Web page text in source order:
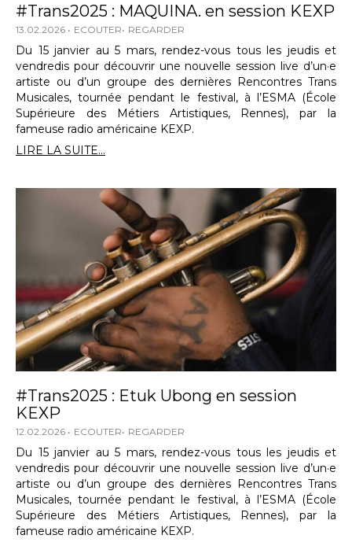
#Trans2025 : MAQUINA. en session KEXP
13.02.2026 ECOUTER REGARDER
Du 15 janvier au 5 mars, rendez-vous tous les jeudis et
vendredis pour découvrir une nouvelle session live d’un·e
artiste ou d’un groupe des dernières Rencontres Trans
Musicales, tournée pendant le festival, à l’ESMA (École
Supérieure des Métiers Artistiques, Rennes), par la
fameuse radio américaine KEXP.
LIRE LA SUITE...
#Trans2025 : Etuk Ubong en session
KEXP
12.02.2026 ECOUTER REGARDER
Du 15 janvier au 5 mars, rendez-vous tous les jeudis et
vendredis pour découvrir une nouvelle session live d’un·e
artiste ou d’un groupe des dernières Rencontres Trans
Musicales, tournée pendant le festival, à l’ESMA (École
Supérieure des Métiers Artistiques, Rennes), par la
fameuse radio américaine KEXP.